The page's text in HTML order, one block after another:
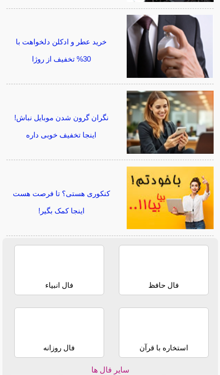
خرید عطر و ادکلن دلخواهت با
30% تخفیف از روژا
نگران گرون شدن موبایل نباش!
اینجا تخفیف خوبی داره
کنکوری هستی؟ تا فرصت هست
اینجا کمک بگیر!
فال حافظ فال انبیاء
استخاره با قرآن فال روزانه
سایر فال ها